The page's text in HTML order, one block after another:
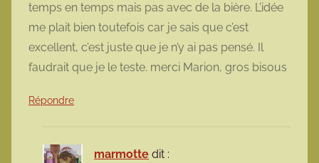
temps en temps mais pas avec de la bière. L’idée
me plait bien toutefois car je sais que c’est
excellent, c’est juste que je n’y ai pas pensé. Il
faudrait que je le teste. merci Marion, gros bisous
Répondre
marmotte dit :